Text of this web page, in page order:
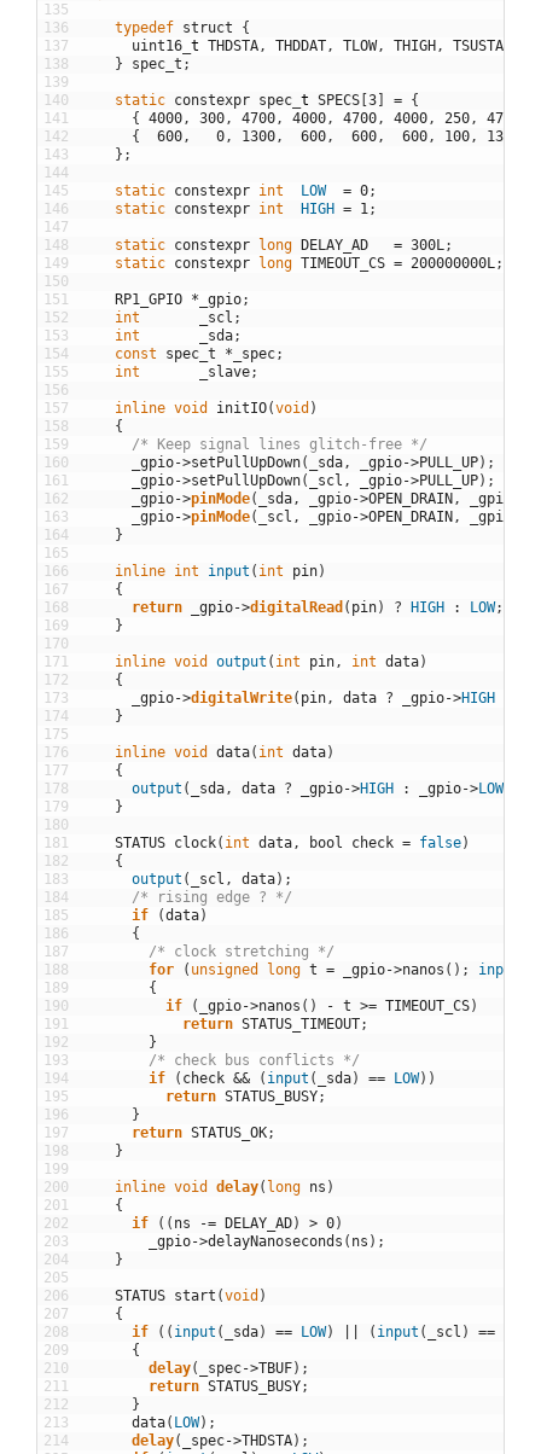
135
136
137
138
139
140
141
142
143
144
145
146
147
148
149
150
151
152
153
154
155
156
157
158
159
160
161
162
163
164
165
166
167
168
169
170
171
172
173
174
175
176
177
178
179
180
181
182
183
184
185
186
187
188
189
190
191
192
193
194
195
196
197
198
199
200
201
202
203
204
205
206
207
208
209
210
211
212
213
214
typedef struct
{
uint16 t THDSTA , THDDAT , TLOW, THIGH , TSUSTA
}
spec_t ;
static constexpr spec t SPECS [3] = {
{ 4000 , 300 , 4700 , 4000 , 4700 , 4000 , 250 , 4700
{
600 , 0 , 1300 , 600 , 600 , 600 , 100 , 1300
} ;
static constexpr int LOW = 0;
static constexpr int HIGH = 1 ;
static constexpr long DELAY_AD = 300L ;
static constexpr long TIMEOUT_CS = 200000000L ;
RP1_GPIO * _gpio;
int
_scl ;
int
_sda;
const
spec_t * _spec;
int
_slave;
inline void initIO(void )
{
/* Keep signal lines glitch-free */
_gpio->setPullUpDown( _sda , _gpio->PULL_UP) ;
_gpio->setPullUpDown( _scl , _gpio->PULL_UP) ;
_gpio->pinMode( _sda , _gpio->OPEN_DRAIN , _gpio
_gpio->pinMode( _scl , _gpio->OPEN_DRAIN , _gpio
}
inline int input ( int pin)
{
return
_gpio->digitalRead ( pin) ? HIGH : LOW;
}
inline void output ( int pin , int data)
{
_gpio->digitalWrite( pin , data ? _gpio->HIGH
}
inline void data( int data)
{
output ( _sda , data ? _gpio->HIGH : _gpio->LOW
}
STATUS clock( int data , bool check = false)
{
output ( _scl , data) ;
/* rising edge ? */
if
(data)
{
/* clock stretching */
for
( unsigned long t = _gpio->nanos ( ) ; input
{
if
( _gpio->nanos ( ) - t >= TIMEOUT_CS)
return STATUS_TIMEOUT;
}
/* check bus conflicts */
if
( check && ( input ( _sda) == LOW) )
return STATUS_BUSY;
}
return STATUS_OK;
}
inline void delay( long ns )
{
if
( ( ns -= DELAY_AD) > 0)
_gpio->delayNanoseconds ( ns ) ;
}
STATUS start (void )
{
if
( ( input ( _sda) == LOW) ( input ( _scl ) ==
{
delay( _spec->TBUF) ;
return STATUS_BUSY;
}
data( LOW) ;
delay( _spec->THDSTA) ;